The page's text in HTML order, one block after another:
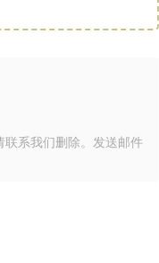
系我们删除。发送邮件